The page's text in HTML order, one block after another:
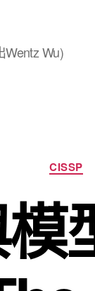
Wu)
分
類
CISSP